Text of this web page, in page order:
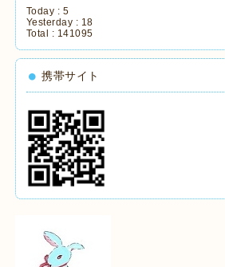
Today : 5
Yesterday : 18
Total : 141095
携帯サイト